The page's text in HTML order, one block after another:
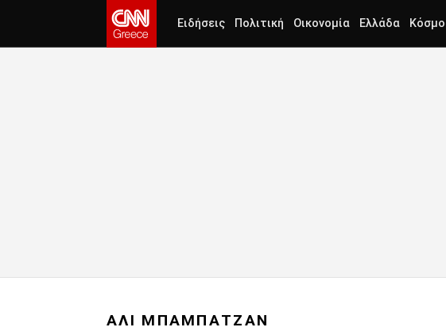
Ειδήσεις Πολιτική Οικονομία Ελλάδα
ΑΛΙ ΜΠΑΜΠΑΤΖΑΝ